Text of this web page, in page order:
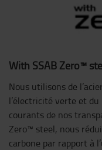
With SSAB Zero™
Nous utilisons de
l’électricité verte et du
courants de nos
Zero™ steel, nous
carbone par rapport à